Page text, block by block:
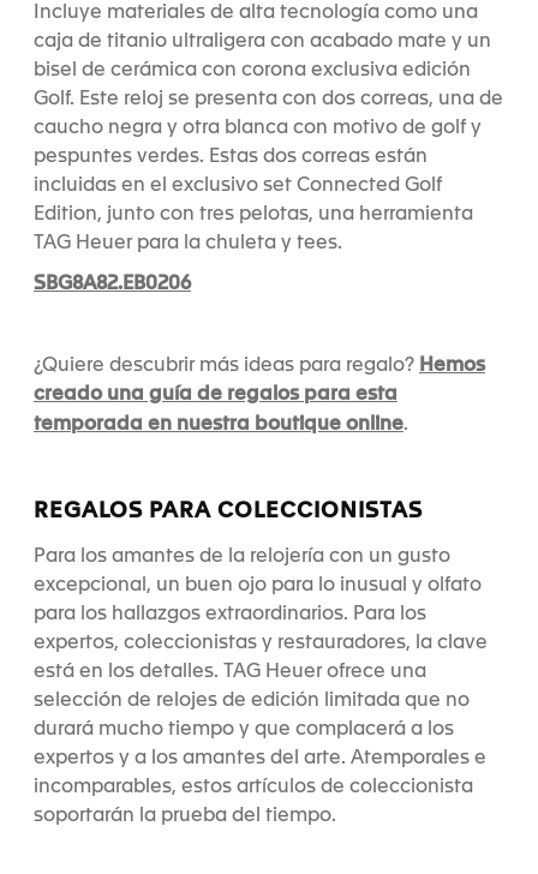
Incluye materiales de alta tecnología como una
caja de titanio ultraligera con acabado mate y un
bisel de cerámica con corona exclusiva edición
Golf. Este reloj se presenta con dos correas, una de
caucho negra y otra blanca con motivo de golf y
pespuntes verdes. Estas dos correas están
incluidas en el exclusivo set Connected Golf
Edition, junto con tres pelotas, una herramienta
TAG Heuer para la chuleta y tees.
SBG8A82.EB0206
¿Quiere descubrir más ideas para regalo? Hemos
creado una guía de regalos para esta
temporada en nuestra boutique online.
REGALOS PARA COLECCIONISTAS
Para los amantes de la relojería con un gusto
excepcional, un buen ojo para lo inusual y olfato
para los hallazgos extraordinarios. Para los
expertos, coleccionistas y restauradores, la clave
está en los detalles. TAG Heuer ofrece una
selección de relojes de edición limitada que no
durará mucho tiempo y que complacerá a los
expertos y a los amantes del arte. Atemporales e
incomparables, estos artículos de coleccionista
soportarán la prueba del tiempo.